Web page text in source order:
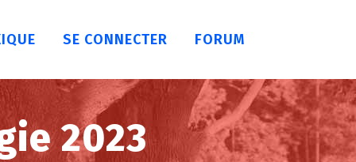
SE CONNECTER FORUM
2023